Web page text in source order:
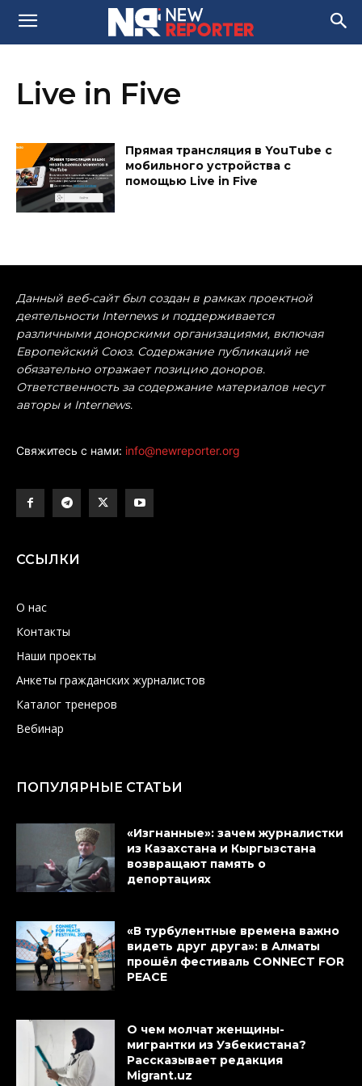
Live in Five
Прямая трансляция в YouTube с
мобильного устройства с
помощью Live in Five
Данный веб-сайт был создан в рамках проектной
деятельности Internews и поддерживается
различными донорскими организациями, включая
Европейский Союз. Содержание публикаций не
обязательно отражает позицию доноров.
Ответственность за содержание материалов несут
авторы и Internews.
Свяжитесь с нами: info@newreporter.org
ССЫЛКИ
О нас
Контакты
Наши проекты
Анкеты гражданских журналистов
Каталог тренеров
Вебинар
ПОПУЛЯРНЫЕ СТАТЬИ
«Изгнанные»: зачем журналистки
из Казахстана и Кыргызстана
возвращают память о
депортациях
«В турбулентные времена важно
видеть друг друга»: в Алматы
прошёл фестиваль CONNECT FOR
PEACE
О чем молчат женщины-
мигрантки из Узбекистана?
Рассказывает редакция
Migrant.uz